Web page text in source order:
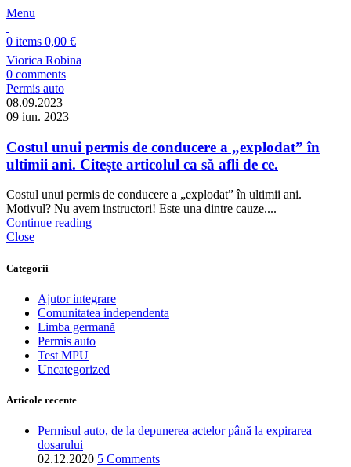
Menu
0 items 0,00 €
Viorica Robina
0 comments
Permis auto
08.09.2023
09 iun. 2023
Costul unui permis de conducere a „explodat” în
ultimii ani. Citește articolul ca să afli de ce.
Costul unui permis de conducere a „explodat” în ultimii ani.
Motivul? Nu avem instructori! Este una dintre cauze....
Continue reading
Close
Categorii
Ajutor integrare
Comunitatea independenta
Limba germană
Permis auto
Test MPU
Uncategorized
Articole recente
Permisul auto, de la depunerea actelor până la expirarea
dosarului
02.12.2020 5 Comments